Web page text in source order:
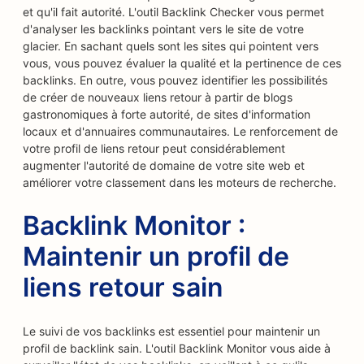
et qu'il fait autorité. L'outil Backlink Checker vous permet
d'analyser les backlinks pointant vers le site de votre
glacier. En sachant quels sont les sites qui pointent vers
vous, vous pouvez évaluer la qualité et la pertinence de ces
backlinks. En outre, vous pouvez identifier les possibilités
de créer de nouveaux liens retour à partir de blogs
gastronomiques à forte autorité, de sites d'information
locaux et d'annuaires communautaires. Le renforcement de
votre profil de liens retour peut considérablement
augmenter l'autorité de domaine de votre site web et
améliorer votre classement dans les moteurs de recherche.
Backlink Monitor :
Maintenir un profil de
liens retour sain
Le suivi de vos backlinks est essentiel pour maintenir un
profil de backlink sain. L'outil Backlink Monitor vous aide à